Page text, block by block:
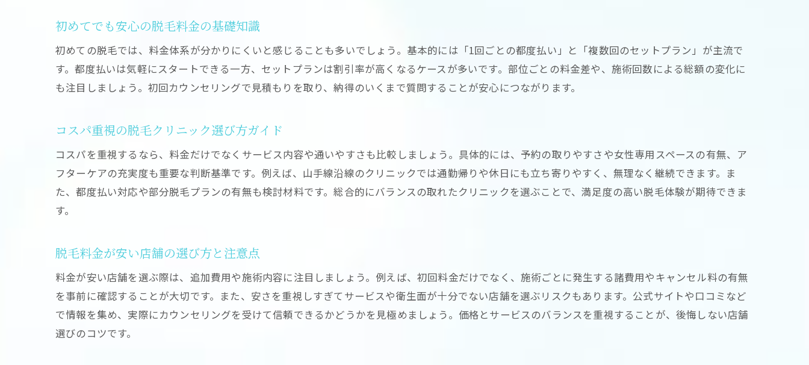
JR山手線エリアでの脱毛料金の傾向
VIOや顔の脱毛費用を比較検討するなら
VIO脱毛と顔脱毛の料金を徹底比較
脱毛プランでVIOや顔の料金はどう違う
VIO脱毛の回数と料金の目安を知ろう
顔脱毛の費用対効果と選び方のコツ
剃毛料やキャンセル料など追加費用事情
脱毛料金と予約システムの比較ポイント
追加料金を抑える脱毛プランの選び方
初めてでも安心の脱毛料金の基礎知識
初めての脱毛では、料金体系が分かりにくいと感じることも多いでしょう。基本的には「1回ごとの都度払い」と「複数回のセットプラン」が主流で
す。都度払いは気軽にスタートできる一方、セットプランは割引率が高くなるケースが多いです。部位ごとの料金差や、施術回数による総額の変化に
も注目しましょう。初回カウンセリングで見積もりを取り、納得のいくまで質問することが安心につながります。
コスパ重視の脱毛クリニック選び方ガイド
コスパを重視するなら、料金だけでなくサービス内容や通いやすさも比較しましょう。具体的には、予約の取りやすさや女性専用スペースの有無、ア
フターケアの充実度も重要な判断基準です。例えば、山手線沿線のクリニックでは通勤帰りや休日にも立ち寄りやすく、無理なく継続できます。ま
た、都度払い対応や部分脱毛プランの有無も検討材料です。総合的にバランスの取れたクリニックを選ぶことで、満足度の高い脱毛体験が期待できま
す。
脱毛料金が安い店舗の選び方と注意点
料金が安い店舗を選ぶ際は、追加費用や施術内容に注目しましょう。例えば、初回料金だけでなく、施術ごとに発生する諸費用やキャンセル料の有無
を事前に確認することが大切です。また、安さを重視しすぎてサービスや衛生面が十分でない店舗を選ぶリスクもあります。公式サイトや口コミなど
で情報を集め、実際にカウンセリングを受けて信頼できるかどうかを見極めましょう。価格とサービスのバランスを重視することが、後悔しない店舗
選びのコツです。
お問い合わせはこちら
お問い合わせはこちら